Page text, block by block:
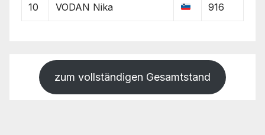
10 VODAN Nika 916
zum vollständigen Gesamtstand